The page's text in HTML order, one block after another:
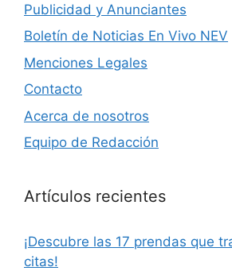
Publicidad y Anunciantes
Boletín de Noticias En Vivo NEV
Menciones Legales
Contacto
Acerca de nosotros
Equipo de Redacción
Artículos recientes
¡Descubre las 17 prendas que
citas!